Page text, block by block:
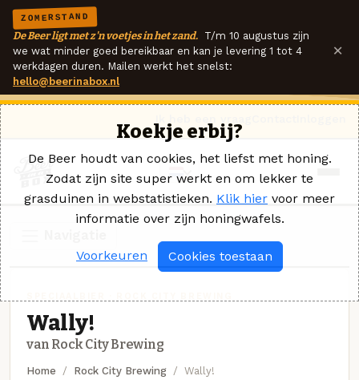
ZOMERSTAND
De Beer ligt met z'n voetjes in het zand. T/m 10 augustus zijn
we wat minder goed bereikbaar en kan je levering 1 tot 4
werkdagen duren. Mailen werkt het snelst:
hello@beerinabox.nl
×
Wally!
van Rock City Brewing
Home Rock City Brewing Wally!
Koekje erbij?
De Beer houdt van cookies, het liefst met honing.
Zodat zijn site super werkt en om lekker te
grasduinen in webstatistieken. Klik hier voor meer
informatie over zijn honingwafels.
Voorkeuren Cookies toestaan